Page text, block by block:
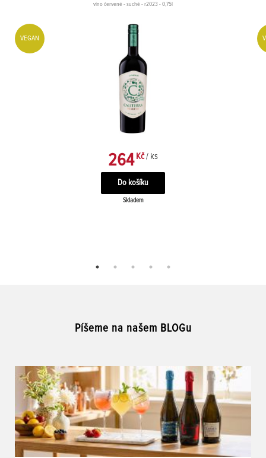
víno červené - suché - r2023 - 0,75l
VEGAN
264 Kč / ks
Skladem
Píšeme na našem BLOGu